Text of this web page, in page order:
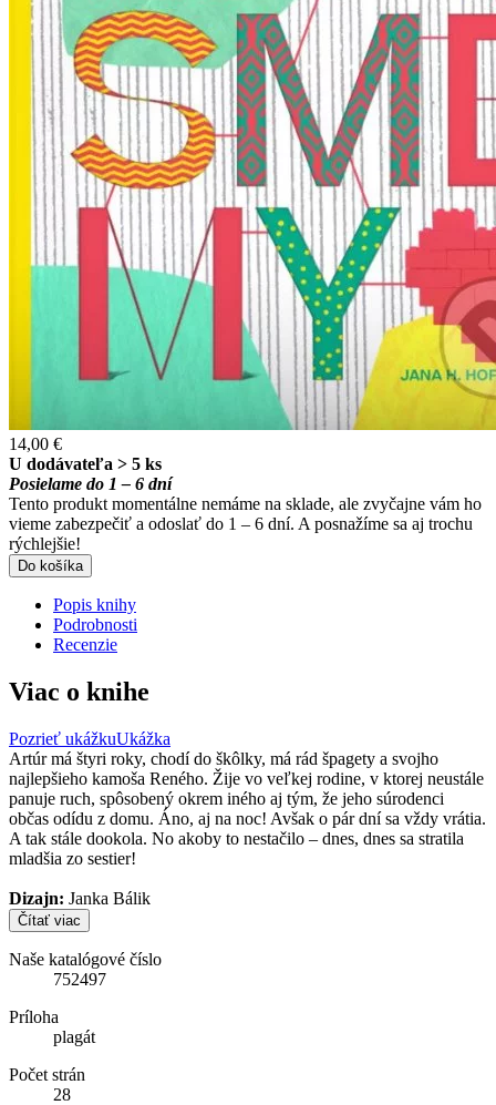
14,00 €
U dodávateľa > 5 ks
Posielame do 1 – 6 dní
Tento produkt momentálne nemáme na sklade, ale zvyčajne vám ho
vieme zabezpečiť a odoslať do 1 – 6 dní. A posnažíme sa aj trochu
rýchlejšie!
Do košíka
Popis knihy
Podrobnosti
Recenzie
Viac o knihe
Pozrieť ukážkuUkážka
Artúr má štyri roky, chodí do škôlky, má rád špagety a svojho
najlepšieho kamoša Reného. Žije vo veľkej rodine, v ktorej neustále
panuje ruch, spôsobený okrem iného aj tým, že jeho súrodenci
občas odídu z domu. Áno, aj na noc! Avšak o pár dní sa vždy vrátia.
A tak stále dookola. No akoby to nestačilo – dnes, dnes sa stratila
mladšia zo sestier!
Dizajn: Janka Bálik
Čítať viac
Naše katalógové číslo
752497
Príloha
plagát
Počet strán
28